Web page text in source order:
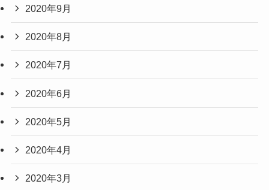
2020年9月
2020年8月
2020年7月
2020年6月
2020年5月
2020年4月
2020年3月